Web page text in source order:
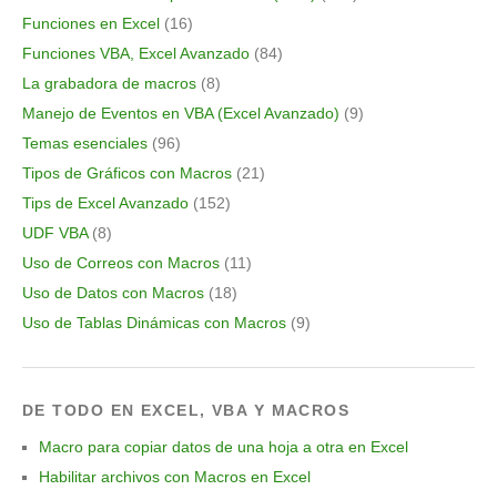
Funciones en Excel (16)
Funciones VBA, Excel Avanzado (84)
La grabadora de macros (8)
Manejo de Eventos en VBA (Excel Avanzado) (9)
Temas esenciales (96)
Tipos de Gráficos con Macros (21)
Tips de Excel Avanzado (152)
UDF VBA(8)
Uso de Correos con Macros (11)
Uso de Datos con Macros (18)
Uso de Tablas Dinámicas con Macros (9)
DE TODO EN EXCEL, VBA Y MACROS
Macro para copiar datos de una hoja a otra en Excel
Habilitar archivos con Macros en Excel